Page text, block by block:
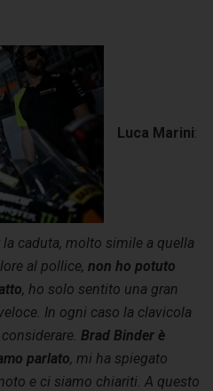
Luca Marini:
caduta, molto simile a quella
al pollice, non ho potuto
, ho solo sentito una gran
In ogni caso la clavicola
Brad Binder è
parlato, mi ha spiegato
e ci siamo chiariti. A questo